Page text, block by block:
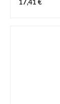
17,41 €